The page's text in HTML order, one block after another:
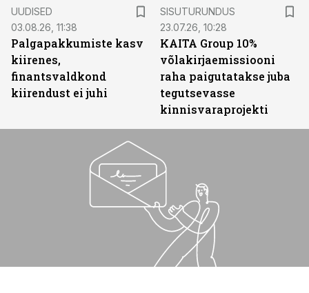
UUDISED
03.08.26, 11:38
Palgapakkumiste kasv
kiirenes,
finantsvaldkond
kiirendust ei juhi
SISUTURUNDUS
23.07.26, 10:28
KAITA Group 10%
võlakirjaemissiooni
raha paigutatakse juba
tegutsevasse
kinnisvaraprojekti